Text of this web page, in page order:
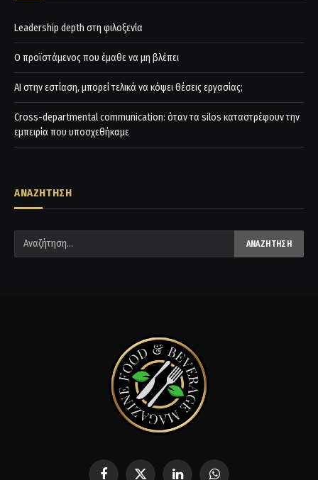
Leadership depth στη φιλοξενία
Ο προϊστάμενος που έμαθε να μη βλέπει
AI στην εστίαση, μπορεί τελικά να κόψει θέσεις εργασίας;
Cross-departmental communication: όταν τα silos καταστρέφουν την
εμπειρία που υποσχεθήκαμε
ΑΝΑΖΗΤΗΣΗ